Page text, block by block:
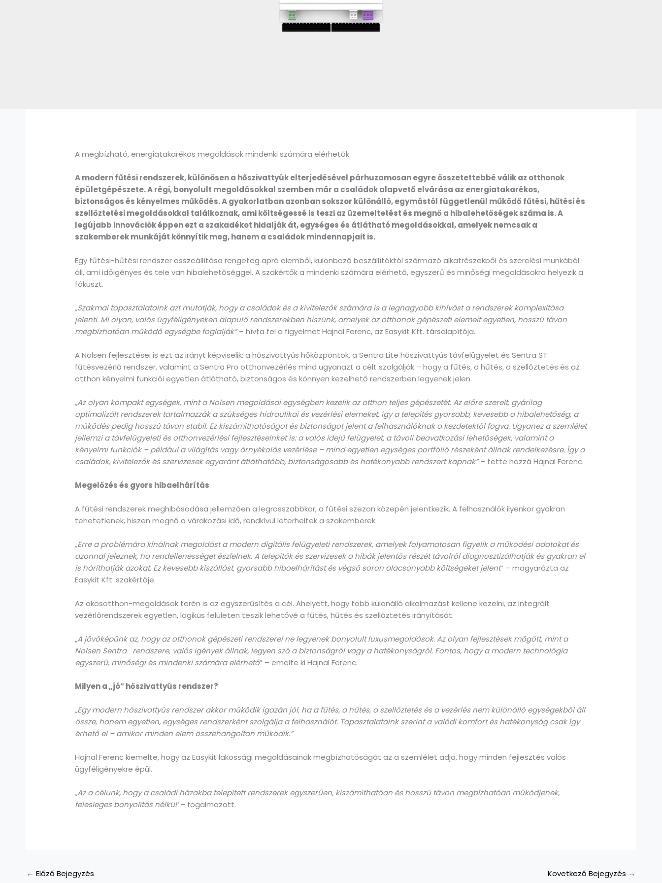
A megbízható, energiatakarékos megoldások mindenki számára elérhetők
A modern fűtési rendszerek, különösen a hőszivattyúk elterjedésével párhuzamosan egyre összetettebbé válik az otthonok
épületgépészete. A régi, bonyolult megoldásokkal szemben már a családok alapvető elvárása az energiatakarékos,
biztonságos és kényelmes működés. A gyakorlatban azonbansokszor különálló, egymástól függetlenül működő fűtési, hűtési és
szellőztetési megoldásokkal találkoznak, ami költségessé is teszi az üzemeltetést és megnő a hibalehetőségek száma is.A
legújabb innovációk éppen ezt a szakadékot hidalják át, egységes és átlátható megoldásokkal, amelyek nemcsak a
szakemberek munkáját könnyítik meg, hanem a családok mindennapjait is.
Egy fűtési-hűtési rendszer összeállítása rengeteg apró elemből, különböző beszállítóktól származó alkatrészekből és szerelési munkából
áll, ami időigényes és tele van hibalehetőséggel. A szakértők a mindenki számára elérhető, egyszerű és minőségi megoldásokra helyezik a
fókuszt.
„Szakmai tapasztalataink azt mutatják, hogy a családok és a kivitelezők számára is a legnagyobb kihívást a rendszerek komplexitása
jelenti. Mi olyan, valós ügyféligényeken alapuló rendszerekben hiszünk, amelyek az otthonok gépészeti elemeit egyetlen, hosszú távon
megbízhatóan működő egységbe foglalják”– hívta fel a figyelmet Hajnal Ferenc, az Easykit Kft. társalapítója.
A Nolsen fejlesztései is ezt az irányt képviselik: a hőszivattyús hőközpontok, a Sentra Lite hőszivattyús távfelügyelet és Sentra ST
fűtésvezérlő rendszer, valamint a Sentra Pro otthonvezérlés mind ugyanazt a célt szolgálják – hogy a fűtés, a hűtés, a szellőztetés és az
otthon kényelmi funkciói egyetlen átlátható, biztonságos és könnyen kezelhető rendszerben legyenek jelen.
„Az olyan kompakt egységek, mint a Nolsen megoldásai egységben kezelik az otthon teljes gépészetét. Az előre szerelt, gyárilag
optimalizált rendszerek tartalmazzák a szükséges hidraulikai és vezérlési elemeket, így a telepítés gyorsabb, kevesebb a hibalehetőség, a
működés pedig hosszú távon stabil. Ez kiszámíthatóságot és biztonságot jelent a felhasználóknak a kezdetektől fogva. Ugyanez a szemlélet
jellemzi a távfelügyeleti és otthonvezérlési fejlesztéseinket is: a valós idejű felügyelet, a távoli beavatkozási lehetőségek, valamint a
kényelmi funkciók – például a világítás vagy árnyékolás vezérlése – mind egyetlen egységes portfólió részeként állnak rendelkezésre. Így a
családok, kivitelezők és szervizesek egyaránt átláthatóbb, biztonságosabb és hatékonyabb rendszert kapnak”– tette hozzá Hajnal Ferenc.
Megelőzés és gyors hibaelhárítás
A fűtési rendszerek meghibásodása jellemzően a legrosszabbkor, a fűtési szezon közepén jelentkezik. A felhasználók ilyenkor gyakran
tehetetlenek, hiszen megnő a várakozási idő, rendkívül leterheltek a szakemberek.
„Erre a problémára kínálnak megoldást a modern digitálisfelügyeletirendszerek, amelyek folyamatosan figyelik a működési adatokatés
azonnal jeleznek, ha rendellenességet észlelnek. A telepítők és szervizesek a hibák jelentős részét távolról diagnosztizálhatják és gyakran el
is háríthatják azokat. Ez kevesebb kiszállást, gyorsabb hibaelhárítást és végső soron alacsonyabb költségeket jelent” – magyarázta az
Easykit Kft. szakértője.
Az okosotthon-megoldások terén is az egyszerűsítés a cél. Ahelyett, hogy több különálló alkalmazást kellene kezelni, az integrált
vezérlőrendszerek egyetlen, logikus felületen teszik lehetővé a fűtés, hűtés és szellőztetés irányítását.
„A jövőképünk az, hogy az otthonok gépészeti rendszerei ne legyenek bonyolult luxusmegoldások. Az olyan fejlesztések mögött, mint a
Nolsen Sentra rendszere, valós igények állnak, legyen szó a biztonságról vagy a hatékonyságról. Fontos, hogy a modern technológia
egyszerű, minőségi és mindenki számára elérhető” – emelte ki Hajnal Ferenc.
Milyen a „jó” hőszivattyús rendszer?
„Egy modern hőszivattyús rendszer akkor működik igazán jól, ha a fűtés, a hűtés, a szellőztetés és a vezérlés nem különálló egységekből áll
össze, hanem egyetlen, egységes rendszerként szolgálja a felhasználót. Tapasztalataink szerint a valódi komfort és hatékonyság csak így
érhető el – amikor minden elem összehangoltan működik.”
Hajnal Ferenc kiemelte, hogy az Easykit lakossági megoldásainak megbízhatóságát az a szemlélet adja, hogy minden fejlesztés valós
ügyféligényekre épül.
„Az a célunk, hogy a családi házakba telepített rendszerek egyszerűen, kiszámíthatóan és hosszú távon megbízhatóan működjenek,
felesleges bonyolítás nélkül’– fogalmazott.
← Előző Bejegyzés Következő Bejegyzés →